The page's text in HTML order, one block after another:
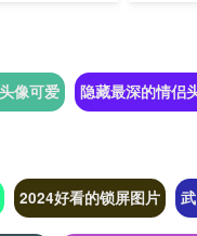
像可爱 隐藏最深的情侣
2024好看的锁屏图片